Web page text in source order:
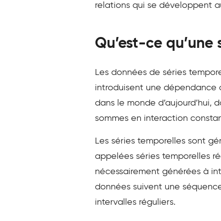
relations qui se développent
Qu’est-ce
Les données de séries
introduisent une dépendance
dans le monde
sommes en interaction
Les séries temporelles sont
appelées séries temporelles
nécessairement générées à
données suivent une
intervalles réguliers.